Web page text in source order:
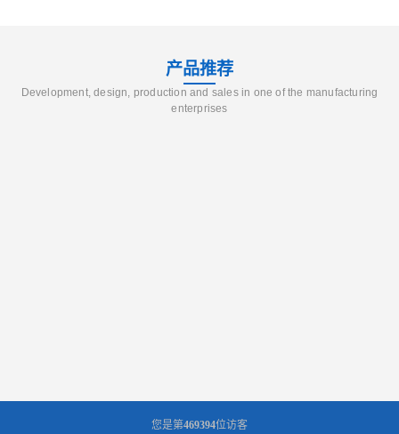
产品推荐
Development, design, production and sales in one of the manufacturing
enterprises
您是第469394位访客